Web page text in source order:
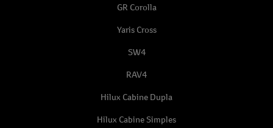
GR Corolla
Yaris Cross
SW4
RAV4
Hilux Cabine Dupla
Hilux Cabine Simples